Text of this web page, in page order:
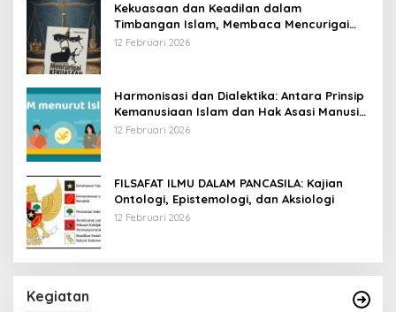
Kekuasaan dan Keadilan dalam
Timbangan Islam, Membaca Mencurigai
Kekuasaan Karya Fitron Nur Iksan
12 Februari 2026
Harmonisasi dan Dialektika: Antara Prinsip
Kemanusiaan Islam dan Hak Asasi Manusia
Universal
12 Februari 2026
FILSAFAT ILMU DALAM PANCASILA: Kajian
Ontologi, Epistemologi, dan Aksiologi
12 Februari 2026
Kegiatan